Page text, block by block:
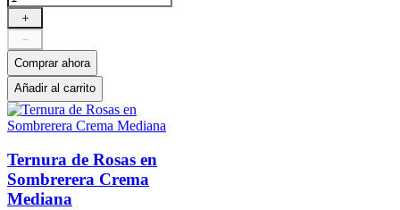
＋
－
Comprar ahora
Añadir al carrito
Ternura de Rosas en
Sombrerera Crema
Mediana